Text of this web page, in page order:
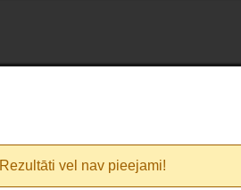
Rezultāti vel nav pieejami!